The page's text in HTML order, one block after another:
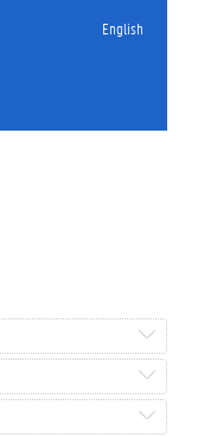
English